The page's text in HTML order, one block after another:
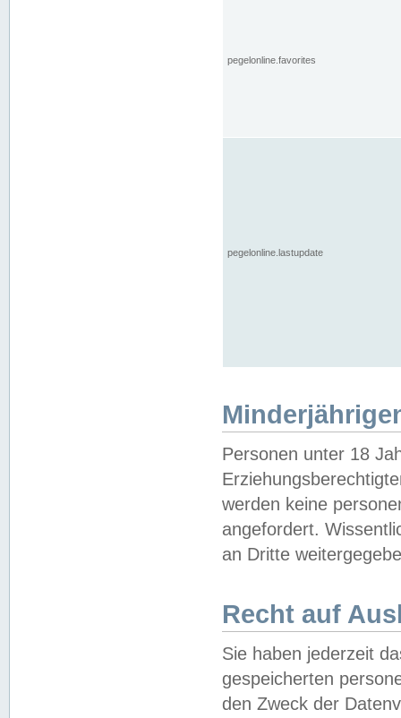
pegelonline.favorites
pegelonline.lastupdate
Personen unter 18
werden keine
angefordert.
an Dritte
Recht auf
Sie haben jederzeit
gespeicherten
den Zweck der